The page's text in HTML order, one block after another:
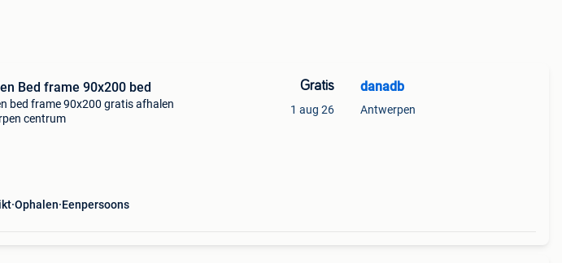
Bed frame 90x200 bed
bed frame 90x200 gratis afhalen
centrum
Ophalen Eenpersoons
Gratis
1 aug 26
danadb
Antwerpen